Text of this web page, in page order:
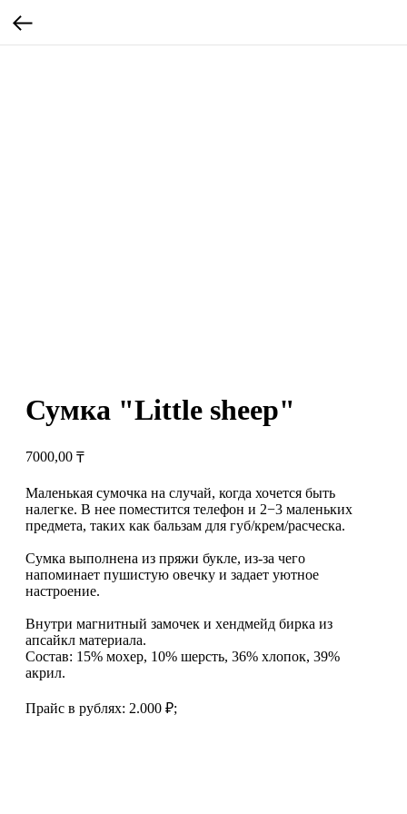
Сумка "Little sheep"
7000,00 ₸
Маленькая сумочка на случай, когда хочется быть
налегке. В нее поместится телефон и 2−3 маленьких
предмета, таких как бальзам для губ/крем/расческа.
Сумка выполнена из пряжи букле, из-за чего
напоминает пушистую овечку и задает уютное
настроение.
Внутри магнитный замочек и хендмейд бирка из
апсайкл материала.
Состав: 15% мохер, 10% шерсть, 36% хлопок, 39%
акрил.
Прайс в рублях: 2.000 ₽;